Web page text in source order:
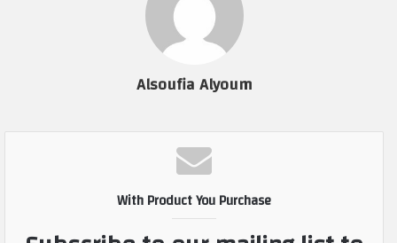
Alsoufia Alyoum
With Product You Purchase